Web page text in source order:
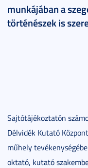
munkájában a
történészek is
Sajtótájékoztatón
Délvidék Kutató
műhely
oktató, kutató